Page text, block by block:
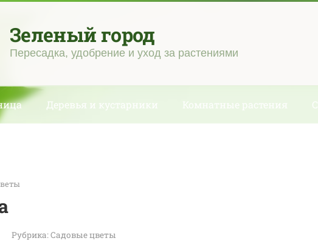
Зеленый город
Пересадка, удобрение и уход за растениями
Деревья и кустарники Комнатные растения
Рубрика:Садовые цветы